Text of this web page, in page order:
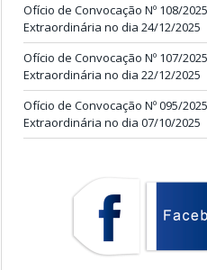
Ofício de Convocação Nº 108/
Extraordinária no dia 24/12/2025
Ofício de Convocação Nº 107/
Extraordinária no dia 22/12/2025
Ofício de Convocação Nº 095/
Extraordinária no dia 07/10/2025